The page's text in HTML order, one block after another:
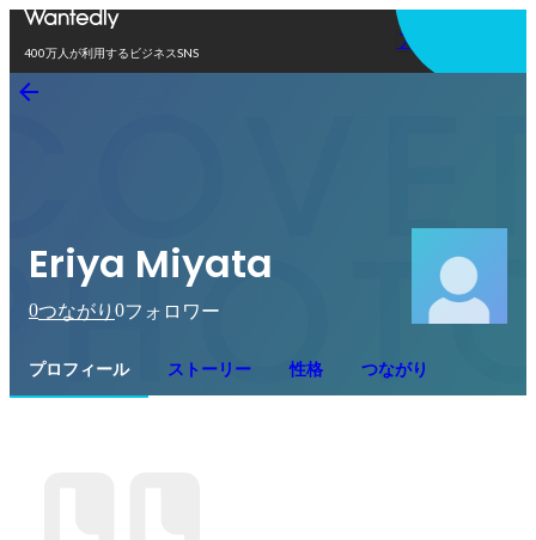
400万人が利用するビジネスSNS
アプリを使う
Eriya Miyata
0つながり 0フォロワー
プロフィール ストーリー 性格 つながり